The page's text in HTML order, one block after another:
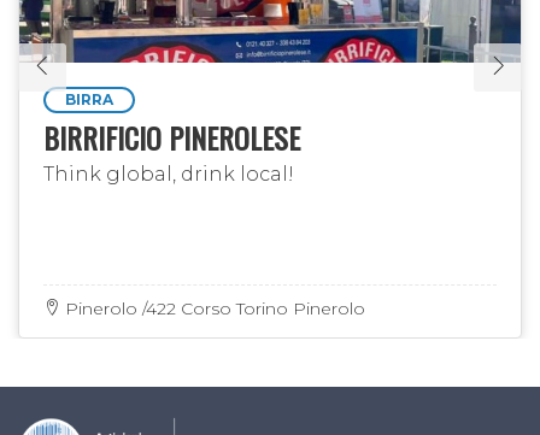
BIRRA
BIRRIFICIO PINEROLESE
Think global, drink local!
Pinerolo /422 Corso Torino Pinerolo